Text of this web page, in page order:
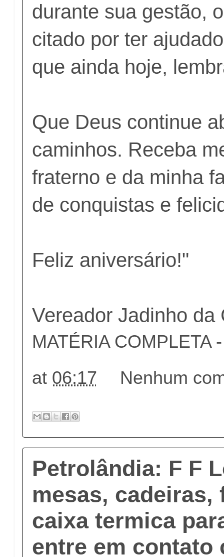
durante sua gestão,
citado por ter
que ainda hoje,
Que Deus continue
caminhos. Receba
fraterno e da minha
de conquistas e
Feliz aniversário!"
Vereador Jadinho da
MATÉRIA COMPLETA
at 06:17 Nenhum
Petrolândia: F F
mesas, cadeiras,
caixa termica
entre em contato